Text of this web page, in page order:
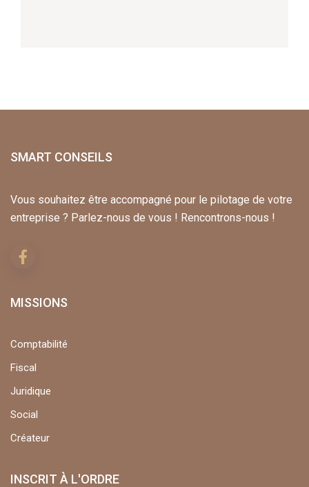
SMART CONSEILS
Vous souhaitez être accompagné pour le pilotage de votre
entreprise ? Parlez-nous de vous ! Rencontrons-nous !
MISSIONS
Comptabilité
Fiscal
Juridique
Social
Créateur
INSCRIT À L'ORDRE